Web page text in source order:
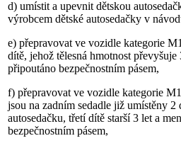
d) umístit a upevnit dětskou
výrobcem dětské autosedačky v
e) přepravovat ve vozidle kategorie
dítě, jehož tělesná hmotnost
připoutáno bezpečnostním pásem,
f) přepravovat ve vozidle kategorie
jsou na zadním sedadle již umístěny 2
autosedačku, třetí dítě starší 3 let a
bezpečnostním pásem,